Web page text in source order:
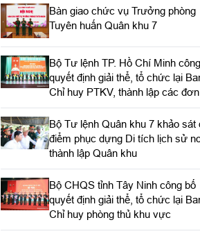
Bàn giao chức vụ Trưởng phòng
Tuyên huấn Quân khu 7
Bộ Tư lệnh TP. Hồ Chí Minh
quyết định giải thể, tổ chức lại
Chỉ huy PTKV, thành lập các đơn
trực thuộc
Bộ Tư lệnh Quân khu 7 khảo sát
điểm phục dựng Di tích lịch sử
thành lập Quân khu
Bộ CHQS tỉnh Tây Ninh công bố
quyết định giải thể, tổ chức lại
Chỉ huy phòng thủ khu vực